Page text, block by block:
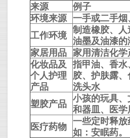
来源
例子
环境来源
一手或二手烟
工作环境
制造橡胶、人
油墨及油漆的
家居用品
家用清洁化学
化妆品及
个人护理
产品
指甲油、香
胶、护肤露、
洗头水
塑胶产品
小孩的玩具
和器皿、医
医疗药物
一些定时释放
如：安眠药。